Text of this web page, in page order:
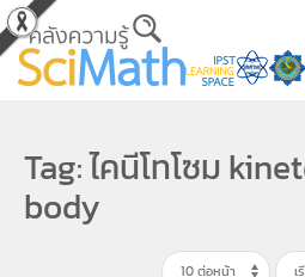
Skip to main content
Tag: ไคนีโทโซม
body